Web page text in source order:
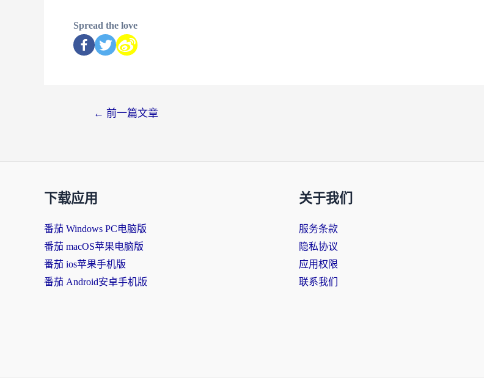
Spread the love
← 前一篇文章
下载应用
番茄 Windows PC电脑版
番茄 macOS苹果电脑版
番茄 ios苹果手机版
番茄 Android安卓手机版
关于我们
服务条款
隐私协议
应用权限
联系我们